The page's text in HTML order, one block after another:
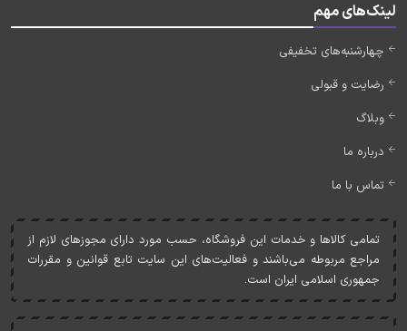
لینک‌های مهم
چهارشنبه‌های تخفیفی
رضایت و قبولی
وبلاگ
درباره ما
تماس با ما
تمامی کالاها و خدمات اين فروشگاه، حسب مورد دارای مجوزهای لازم از
مراجع مربوطه می‌باشند و فعاليت‌های اين سايت تابع قوانين و مقررات
جمهوری اسلامی ايران است.